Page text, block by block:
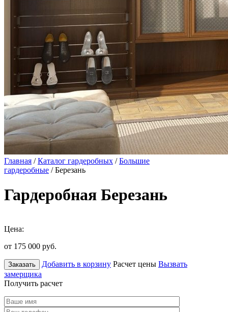
Главная /Каталог гардеробных /Большие
гардеробные / Березань
Гардеробная Березань
Цена:
от 175 000 руб.
Заказать Добавить в корзину Расчет цены Вызвать
замерщика
Получить расчет